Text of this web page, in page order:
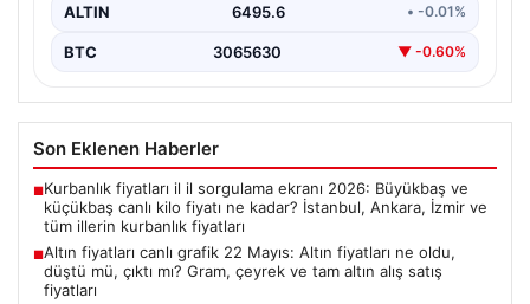
ALTIN 6495.6 • -0.01%
BTC 3065630 ▼ -0.60%
Son Eklenen Haberler
■Kurbanlık fiyatları il il sorgulama ekranı 2026: Büyükbaş ve
küçükbaş canlı kilo fiyatı ne kadar? İstanbul, Ankara, İzmir ve
tüm illerin kurbanlık fiyatları
■Altın fiyatları canlı grafik 22 Mayıs: Altın fiyatları ne oldu,
düştü mü, çıktı mı? Gram, çeyrek ve tam altın alış satış
fiyatları